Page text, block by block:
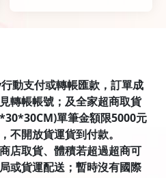
動支付或轉帳匯款，訂單成
轉帳帳號；及全家超商取貨
單筆金額限5000元
不開放貨運貨到付款。
店取貨、體積若超過超商可
或貨運配送；暫時沒有國際